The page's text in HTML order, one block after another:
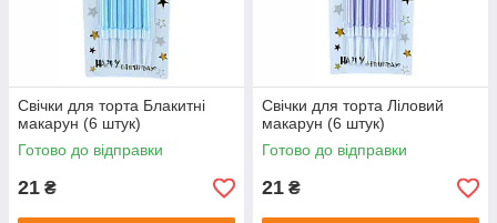
Свічки для торта Блакитні
макарун (6 штук)
Готово до відправки
21 ₴
Свічки для торта Ліловий
макарун (6 штук)
Готово до відправки
21 ₴